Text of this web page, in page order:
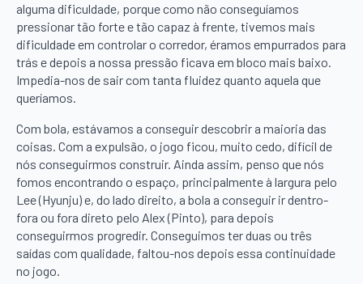
alguma dificuldade, porque como não conseguíamos
pressionar tão forte e tão capaz à frente, tivemos mais
dificuldade em controlar o corredor, éramos empurrados para
trás e depois a nossa pressão ficava em bloco mais baixo.
Impedia-nos de sair com tanta fluidez quanto aquela que
queríamos.
Com bola, estávamos a conseguir descobrir a maioria das
coisas. Com a expulsão, o jogo ficou, muito cedo, difícil de
nós conseguirmos construir. Ainda assim, penso que nós
fomos encontrando o espaço, principalmente à largura pelo
Lee (Hyunju) e, do lado direito, a bola a conseguir ir dentro-
fora ou fora direto pelo Alex (Pinto), para depois
conseguirmos progredir. Conseguimos ter duas ou três
saídas com qualidade, faltou-nos depois essa continuidade
no jogo.